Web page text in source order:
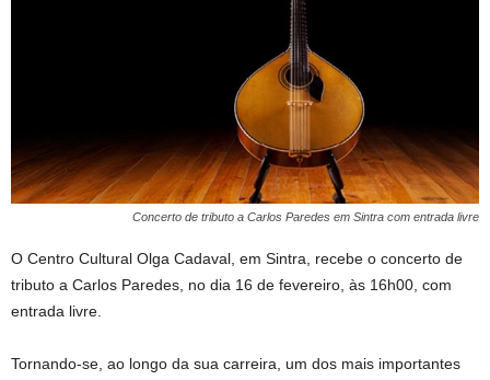
Concerto de tributo a Carlos Paredes em Sintra com entrada livre
O Centro Cultural Olga Cadaval, em Sintra, recebe o concerto de
tributo a Carlos Paredes, no dia 16 de fevereiro, às 16h00, com
entrada livre.
Tornando-se, ao longo da sua carreira, um dos mais importantes